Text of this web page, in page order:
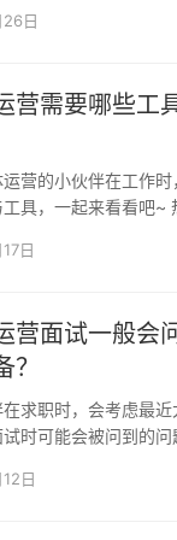
日
营需要哪些工
营的小伙伴在工作
具，一起来看看吧~
日
营面试一般会
？
在求职时，会考虑最
时可能会被问到的
日